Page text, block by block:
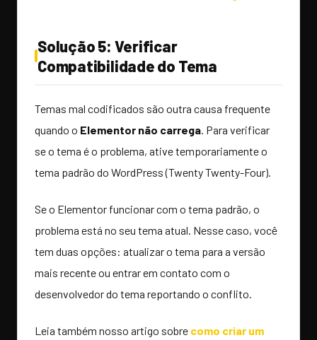
Solução 5: Verificar
Compatibilidade do Tema
Temas mal codificados são outra causa frequente
quando o Elementor não carrega. Para verificar
se o tema é o problema, ative temporariamente o
tema padrão do WordPress (Twenty Twenty-Four).
Se o Elementor funcionar com o tema padrão, o
problema está no seu tema atual. Nesse caso, você
tem duas opções: atualizar o tema para a versão
mais recente ou entrar em contato com o
desenvolvedor do tema reportando o conflito.
Leia também nosso artigo sobre como criar um